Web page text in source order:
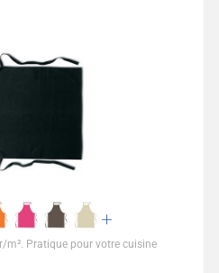
m². Pratique pour votre cuisine